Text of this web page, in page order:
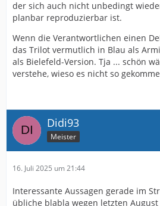
der sich auch nicht unbedingt
planbar reproduzierbar ist.
Wenn die Verantwortlichen einen
das Trilot vermutlich in Blau als
als Bielefeld-Version. Tja ... schön
verstehe, wieso es nicht so
Didi93
Meister
16. Juli 2025 um 21:44
Interessante Aussagen gerade im
übliche blabla wegen letzten